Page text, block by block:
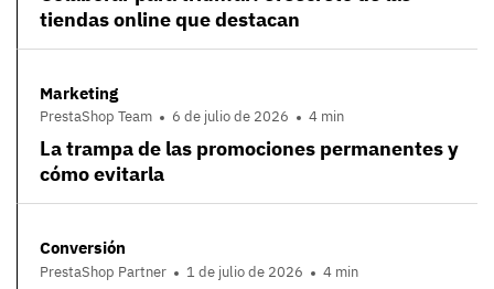
tiendas online que destacan
Marketing
PrestaShop Team 6 de julio de 2026 4 min
La trampa de las promociones permanentes y
cómo evitarla
Conversión
PrestaShop Partner 1 de julio de 2026 4 min